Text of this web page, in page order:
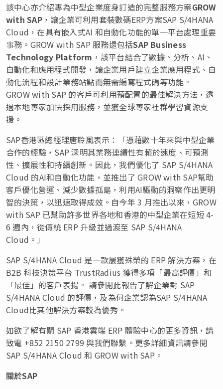
該中心亦介紹專為中型企業度身訂造的完整服務方案GROW
with SAP，讓企業可利用套裝數碼ERP方案SAP S/4HANA
Cloud，在具有嵌入式AI 和自動化功能的單一平台處理重要
事務。GROW with SAP 服務還包括SAP Business
Technology Platform ，該平台結合了數據、分析、AI、
自動化和應用程式開發，讓企業用戶建立企業應用程式、自
動化流程和設計業務站點而無需編寫程式碼等功能。
GROW with SAP 的客戶可利用預配置的最佳解決方法，透
過本地專家加快採用服務，並獲全球專家社群學習資源支
援。
SAP香港區總經理唐聆風表示：「憑藉數十年來與中型企業
合作的經驗，SAP 深明其業務連續性有賴於速度、可預測
性、擴展性和持續創新。因此，我們優化了 SAP S/4HANA
Cloud 的AI和自動化功能，並推出了 GROW with SAP幫助
客戶優化營運、減少數據孤島，利用AI驅動的洞察作出更明
智的決策，以迅速取得成效。自今年 3 月推出以來，GROW
with SAP 已幫助許多世界各地和香港的中型企業在短短 4-
6 週內，從傳統 ERP 升級並過渡至 SAP S/4HANA
Cloud。」
SAP S/4HANA Cloud 是一款屢獲殊榮的 ERP 解決方案，在
B2B 科技決策平台 TrustRadius 獲得多項「最高評價」和
「最佳」的客戶表揚。 請參閱此報告了解企業對 SAP
S/4HANA Cloud 的評價，及為何企業認為SAP S/4HANA
Cloud比其他解決方案較為優秀。
如欲了解有關 SAP 香港雲端 ERP 體驗中心的更多資訊，請
致電 +852 2150 2799 與我們聯繫。更多詳細資訊請參閱
SAP S/4HANA Cloud 和 GROW with SAP。
關於SAP